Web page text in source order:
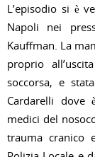
L’episodio si è
Napoli nei
Kauffman. La
proprio
soccorsa, e
Cardarelli dove
medici del
trauma cranico